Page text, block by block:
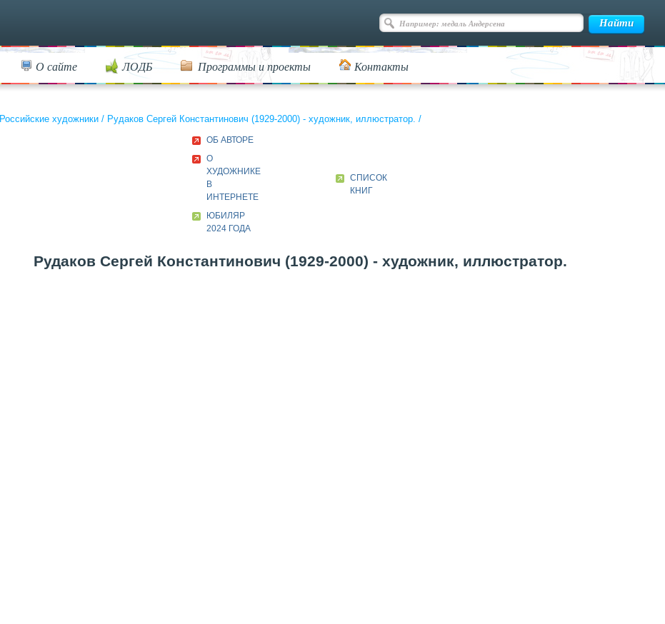
О сайте ЛОДБ Программы и проекты Контакты
Российские художники / Рудаков Сергей Константинович (1929-2000) - художник, иллюстратор. /
ОБ АВТОРЕ
О
ХУДОЖНИКЕ
В
ИНТЕРНЕТЕ
ЮБИЛЯР
2024 ГОДА
СПИСОК
КНИГ
Рудаков Сергей Константинович (1929-2000) - художник, иллюстратор.